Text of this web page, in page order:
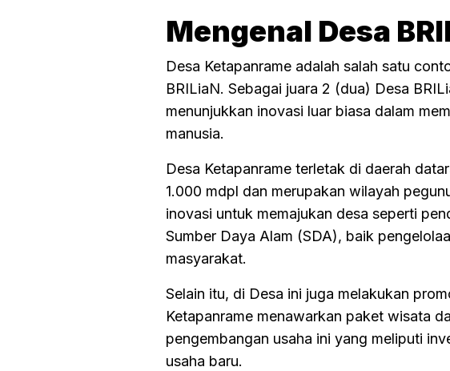
Mengenal Desa
Desa Ketapanrame adalah salah satu
BRILiaN. Sebagai juara 2 (dua) Desa
menunjukkan inovasi luar biasa dalam
manusia.
Desa Ketapanrame terletak di daerah
1.000 mdpl dan merupakan wilayah
inovasi untuk memajukan desa seperti
Sumber Daya Alam (SDA), baik
masyarakat.
Selain itu, di Desa ini juga melakukan
Ketapanrame menawarkan paket wisata
pengembangan usaha ini yang meliputi
usaha baru.